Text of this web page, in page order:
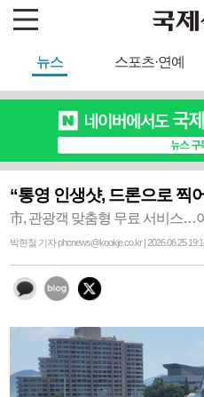
뉴스 스포츠·연예
“통영 인생샷, 드론으로 찍
市, 관광객 맞춤형 무료 서비스…
박현철 기자 phcnews@kookje.co.kr | 2026.06.25